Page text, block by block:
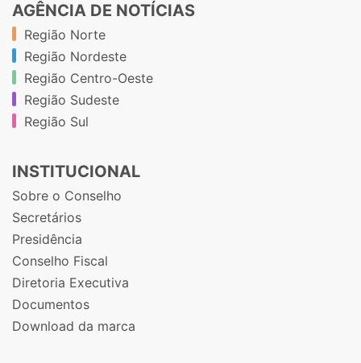
AGÊNCIA DE NOTÍCIAS
Região Norte
Região Nordeste
Região Centro-Oeste
Região Sudeste
Região Sul
INSTITUCIONAL
Sobre o Conselho
Secretários
Presidência
Conselho Fiscal
Diretoria Executiva
Documentos
Download da marca